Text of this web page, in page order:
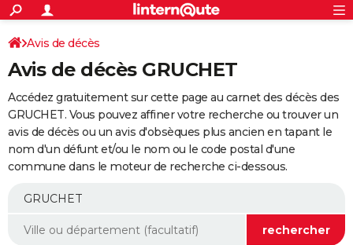
ACTUALITÉS
Politique
Société
Faits Divers
Education
Monde
Villes
+
SPORT
Coupe du monde 2026
Football
Tennis
Cyclisme
Rugby
Forum
Programme TV
TNT
Streaming
Cinéma
Sorties cinéma
Musique
+
FINANCE
Retraite
Epargne
Immobilier
Risques naturels par ville
Banque
Assurance
AUTO
Essais
Réserver un essai
Citadines
Berlines
SUV
Forum auto
+
Mobiles
Meilleur smartphone
Internet
Ordinateurs
Jeux vidéo
Guide high-tech
Aménagement intérieur
Avis de décès
Avis de décès GRUCHET
Accédez gratuitement sur cette page au carnet des décès des
GRUCHET. Vous pouvez affiner votre recherche ou trouver un
avis de décès ou un avis d'obsèques plus ancien en tapant le
nom d'un défunt et/ou le nom ou le code postal d'une
commune dans le moteur de recherche ci-dessous.